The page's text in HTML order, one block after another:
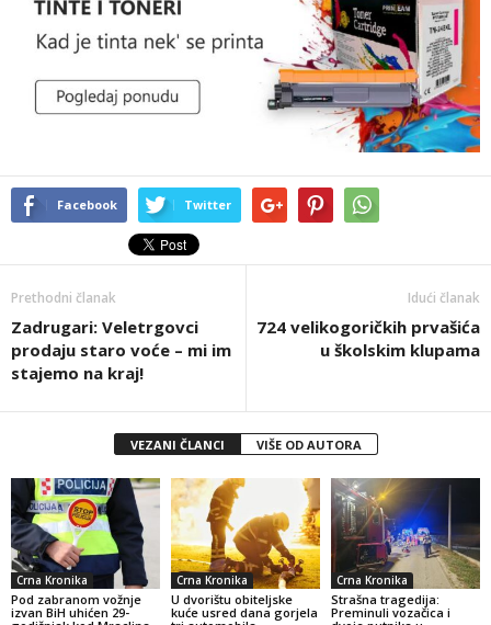
Facebook Twitter
Prethodni članak
Zadrugari: Veletrgovci
prodaju staro voće – mi im
stajemo na kraj!
Idući članak
724 velikogoričkih prvašića
u školskim klupama
VEZANI ČLANCI VIŠE OD AUTORA
Crna Kronika
Pod zabranom vožnje
izvan BiH uhićen 29-
Crna Kronika
U dvorištu obiteljske
kuće usred dana gorjela
Crna Kronika
Strašna tragedija:
Preminuli vozačica i